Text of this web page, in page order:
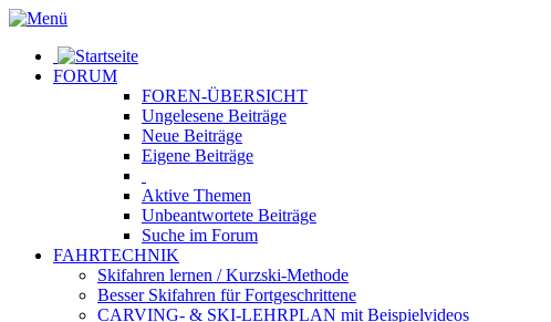
FORUM
FOREN-ÜBERSICHT
Ungelesene Beiträge
Neue Beiträge
Eigene Beiträge
Aktive Themen
Unbeantwortete Beiträge
Suche im Forum
FAHRTECHNIK
Skifahren lernen / Kurzski-Methode
Besser Skifahren für Fortgeschrittene
CARVING- & SKI-LEHRPLAN mit Beispielvideos